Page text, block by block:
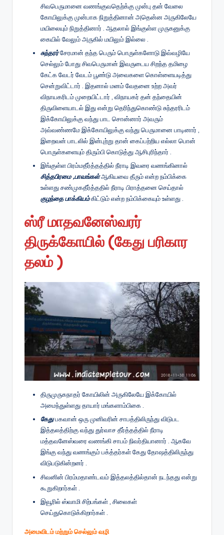
சிவபெருமானை வணங்குவதெற்க்கு முன்பு தன் வேலை
கோயிலுக்கு முன்பாக நிறுத்தினான் அதென்ன அருகிலேயே
மயிலையும் நிறுத்தினார் . ஆதலால் இங்குள்ள முருகனுக்கு
கையில் வேலும் அருகில் மயிலும் இல்லை .
சுந்தரர்சேரமான் தந்த பெரும் பொருள்களோடு இவ்வழியே
செல்லும் போது சிவபெருமான் இவருடைய சிறந்த தமிழை
கேட்க வேடர் வேடம் பூண்டு அவைகளை கொள்ளையடித்து
சென்றுவிட்டார் . இதனால் மனம் வேதனை உற்ற அவர்
விநாயகரிடம் முறையிட்டார் , விநாயகர் தன் தந்தையின்
திருவிளையாடல் இது என்று தெரிந்துகொண்டு சுந்தரரிடம்
இக்கோயிலுக்கு வந்து பாட சொன்னார் அவரும்
அவ்வண்ணமே இக்கோயிலுக்கு வந்து பெருமானை பாடினார் ,
இறைவன் பாடலில் இன்புற்று தான் கைப்பற்றிய எல்லா பொன்
பொருள்களையும் திரும்பி கொடுத்து ஆசிபுரிந்தார் .
இங்குள்ள பிரம்மதீர்த்தத்தில் நீராடி இவரை வணங்கினால்
சித்தபிரமை ,பாவங்கள்ஆகியவை தீரும் என்ற நம்பிக்கை
உள்ளது சண்முகதீர்த்ததில் நீராடி பிராத்தனை செய்தால்
குழந்தை பாக்கியம்கிட்டும் என்ற நம்பிக்கையும் உள்ளது .
ஸ்ரீ மாதவனேஸ்வரர்
திருக்கோயில் (கேது பரிகார
தலம் )
திருமுருகநாதர் கோயிலின் அருகிலேயே இக்கோயில்
அமைந்துள்ளது தாயார் மங்களாம்பிகை .
கேதுபகவான் ஒரு முனிவரின் சாபத்திலிருந்து விடுபட
இத்தலத்திற்கு வந்து துர்வாச தீர்த்தத்தில் நீராடி
மத்தவனேஸ்வரை வணங்கி சாபம் நிவர்தியானார் . ஆகவே
இங்கு வந்து வணங்கும் பக்த்தர்கள் கேது தோஷத்திலிருந்து
விடுபடுகின்றனர் .
சிவனின் பிரம்மதாண்டவம் இத்தலத்தில்தான் நடந்தது என்று
கூறுகிறார்கள் .
இவூரில் ஸ்வாமி சிற்பங்கள் , சிலைகள்
செய்துகொடுக்கிறார்கள் .
அமைவிடம் மற்றும் செல்லும் வழி